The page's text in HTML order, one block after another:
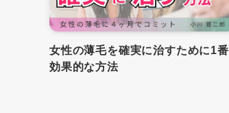
女性の薄毛を確実に治すために1番
効果的な方法